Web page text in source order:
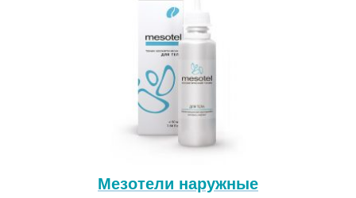
Мезотели наружные